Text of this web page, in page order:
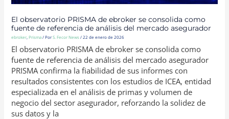
El observatorio PRISMA de ebroker se consolida como
fuente de referencia de análisis del mercado asegurador
ebroker ,Prisma/ PorS. Fecor News/22 de enero de 2026
El observatorio PRISMA de ebroker se consolida como
fuente de referencia de análisis del mercado asegurador
PRISMA confirma la fiabilidad de sus informes con
resultados consistentes con los estudios de ICEA, entidad
especializada en el análisis de primas y volumen de
negocio del sector asegurador, reforzando la solidez de
sus datos y la